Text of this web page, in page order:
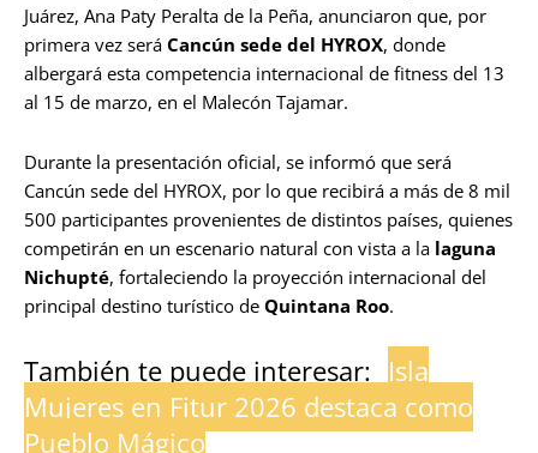
Juárez, Ana Paty Peralta de la Peña, anunciaron que, por
primera vez será Cancún sede del HYROX, donde
albergará esta competencia internacional de fitness del 13
al 15 de marzo, en el Malecón Tajamar.
Durante la presentación oficial, se informó que será
Cancún sede del HYROX, por lo que recibirá a más de 8 mil
500 participantes provenientes de distintos países, quienes
competirán en un escenario natural con vista a la laguna
Nichupté, fortaleciendo la proyección internacional del
principal destino turístico de Quintana Roo.
También te puede interesar: Isla
Mujeres en Fitur 2026 destaca como
Pueblo Mágico